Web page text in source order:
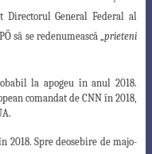
Directorul General Federal al
să se redenumească „prieteni
la apogeu în anul 2018.
comandat de CNN în 2018,
Spre deosebire de majo-